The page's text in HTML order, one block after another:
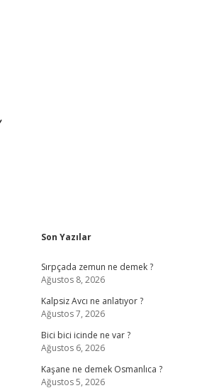
Sidebar
Son Yazılar
Sırpçada zemun ne demek ?
Ağustos 8, 2026
Kalpsiz Avcı ne anlatıyor ?
Ağustos 7, 2026
Bici bici icinde ne var ?
Ağustos 6, 2026
Kaşane ne demek Osmanlıca ?
Ağustos 5, 2026